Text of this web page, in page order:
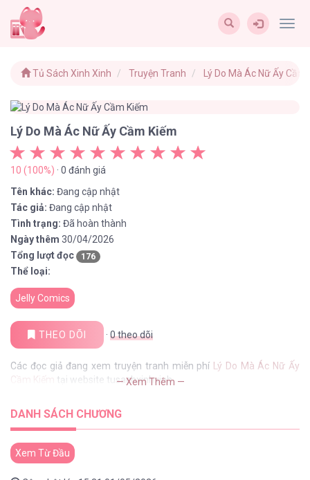
Tủ Sách Xinh Xinh Truyện Tranh Lý Do Mà Ác Nữ Ấy Cầm
Lý Do Mà Ác Nữ Ấy Cầm Kiếm
10 (100%) · 0 đánh giá
Tên khác: Đang cập nhật
Tác giả: Đang cập nhật
Tình trạng: Đã hoàn thành
Ngày thêm 30/04/2026
Tổng lượt đọc
176
Thể loại:
Jelly Comics
THEO DÕI · 0theo dõi
Các đọc giả đang xem truyện tranh miễn phí Lý Do Mà Ác Nữ Ấy
Cầm Kiếm
tại website tusachxinhxinh
— Xem Thêm —
DANH SÁCH CHƯƠNG
Xem Từ Đầu